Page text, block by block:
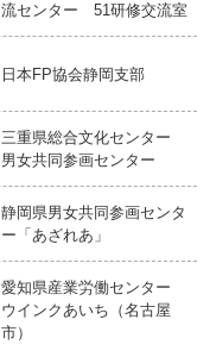
流センター 51研修交流室
日本FP協会静岡支部
三重県総合文化センター
男女共同参画センター
静岡県男女共同参画センタ
ー「あざれあ」
愛知県産業労働センター
ウインクあいち（名古屋
市）